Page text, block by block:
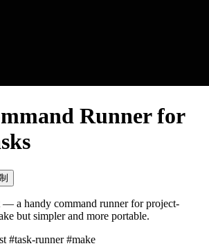
Runner for
— a handy command runner for project-
but simpler and more portable.
#task-runner#make